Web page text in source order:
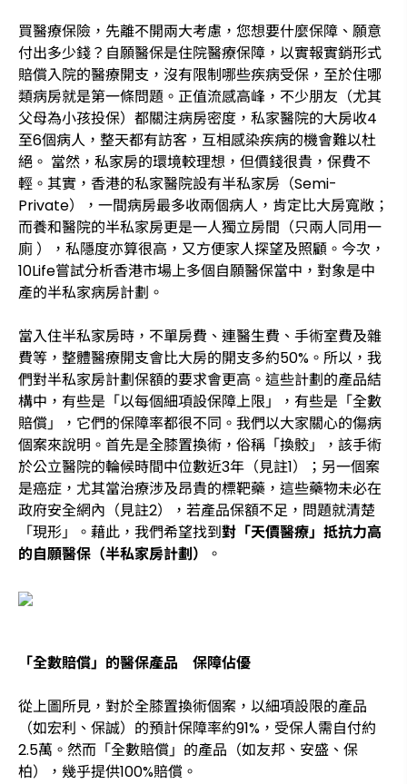
買醫療保險，先離不開兩大考慮，您想要什麼保障、願意
付出多少錢？自願醫保是住院醫療保障，以實報實銷形式
賠償入院的醫療開支，沒有限制哪些疾病受保，至於住哪
類病房就是第一條問題。正值流感高峰，不少朋友（尤其
父母為小孩投保）都關注病房密度，私家醫院的大房收4
至6個病人，整天都有訪客，互相感染疾病的機會難以杜
絕。 當然，私家房的環境較理想，但價錢很貴，保費不
輕。其實，香港的私家醫院設有半私家房（Semi-
Private），一間病房最多收兩個病人，肯定比大房寬敞；
而養和醫院的半私家房更是一人獨立房間（只兩人同用一
廁 ），私隱度亦算很高，又方便家人探望及照顧。今次，
10Life嘗試分析香港市場上多個自願醫保當中，對象是中
產的半私家病房計劃。
當入住半私家房時，不單房費、連醫生費、手術室費及雜
費等，整體醫療開支會比大房的開支多約50%。所以，我
們對半私家房計劃保額的要求會更高。這些計劃的產品結
構中，有些是「以每個細項設保障上限」，有些是「全數
賠償」，它們的保障率都很不同。我們以大家關心的傷病
個案來說明。首先是全膝置換術，俗稱「換骹」，該手術
於公立醫院的輪候時間中位數近3年（見註1）；另一個案
是癌症，尤其當治療涉及昂貴的標靶藥，這些藥物未必在
政府安全網內（見註2），若產品保額不足，問題就清楚
「現形」。藉此，我們希望找到對「天價醫療」抵抗力高
的自願醫保（半私家房計劃）
。
「全數賠償」的醫保產品 保障佔優
從上圖所見，對於全膝置換術個案，以細項設限的產品
（如宏利、保誠）的預計保障率約91%，受保人需自付約
2.5萬。然而「全數賠償」的產品（如友邦、安盛、保
柏），幾乎提供100%賠償。